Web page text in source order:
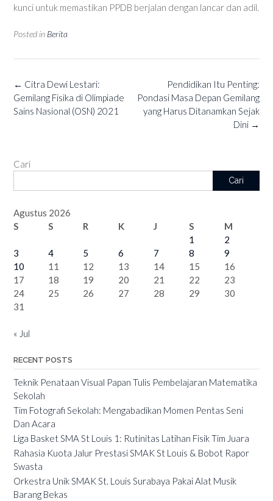
kunci untuk memastikan PPDB berjalan dengan lancar dan adil.
Posted in Berita
Post
navigation
Pendidikan Itu Penting:
Pondasi Masa Depan Gemilang
yang Harus Ditanamkan Sejak
Dini →
← Citra Dewi Lestari:
Gemilang Fisika di Olimpiade
Sains Nasional (OSN) 2021
Cari
Cari
Agustus 2026
S
S R K J S
M
1
2
3
4 5 6 7 8
9
10
11 12 13 14 15
16
17
18 19 20 21 22
23
24
25 26 27 28 29
30
31
« Jul
RECENT POSTS
Teknik Penataan Visual Papan Tulis Pembelajaran Matematika
Sekolah
Tim Fotografi Sekolah: Mengabadikan Momen Pentas Seni
Dan Acara
Liga Basket SMA St Louis 1: Rutinitas Latihan Fisik Tim Juara
Rahasia Kuota Jalur Prestasi SMAK St Louis & Bobot Rapor
Swasta
Orkestra Unik SMAK St. Louis Surabaya Pakai Alat Musik
Barang Bekas